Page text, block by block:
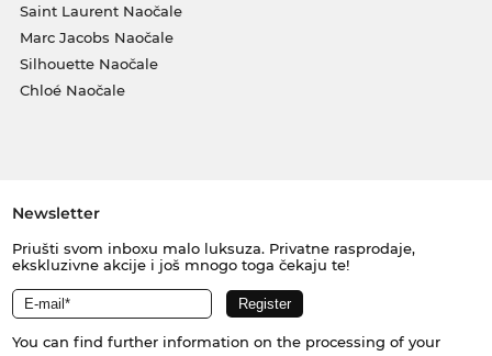
Saint Laurent Naočale
Marc Jacobs Naočale
Silhouette Naočale
Chloé Naočale
Newsletter
Priušti svom inboxu malo luksuza. Privatne rasprodaje,
ekskluzivne akcije i još mnogo toga čekaju te!
You can find further information on the processing of your